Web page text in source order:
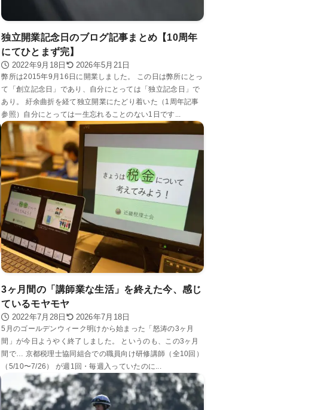
独立開業記念日のブログ記事まとめ【10周年
にてひとまず完】
2022年9月18日 2026年5月21日
弊所は2015年9月16日に開業しました。 この日は弊所にとっ
て「創立記念日」であり、自分にとっては「独立記念日」で
あり。 紆余曲折を経て独立開業にたどり着いた（1周年記事
参照）自分にとっては一生忘れることのない1日です...
3ヶ月間の「講師業な生活」を終えた今、感じ
ているモヤモヤ
2022年7月28日 2026年7月18日
5月のゴールデンウィーク明けから始まった「怒涛の3ヶ月
間」が今日ようやく終了しました。 というのも、この3ヶ月
間で… 京都税理士協同組合での職員向け研修講師（全10回）
（5/10〜7/26） が週1回・毎週入っていたのに...